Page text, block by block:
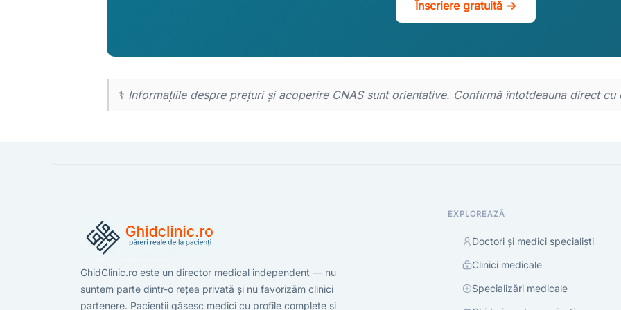
Înscriere gratuită →
⚕️ Informațiile despre prețuri și acoperire CNAS sunt orientative. Confirmă întotdeauna direct
GhidClinic.ro este un director medical independent — nu
suntem parte dintr-o rețea privată și nu favorizăm clinici
partenere. Pacienții găsesc medici cu profile complete și
EXPLOREAZĂ
Doctori și medici specialiști
Clinici medicale
Specializări medicale